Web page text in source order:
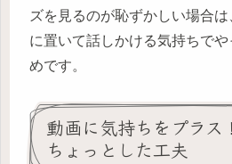
ズを見るのが恥ずかしい場合
に置いて話しかける気持ちで
めです。
動画に気持ちをプラス
ちょっとした工夫